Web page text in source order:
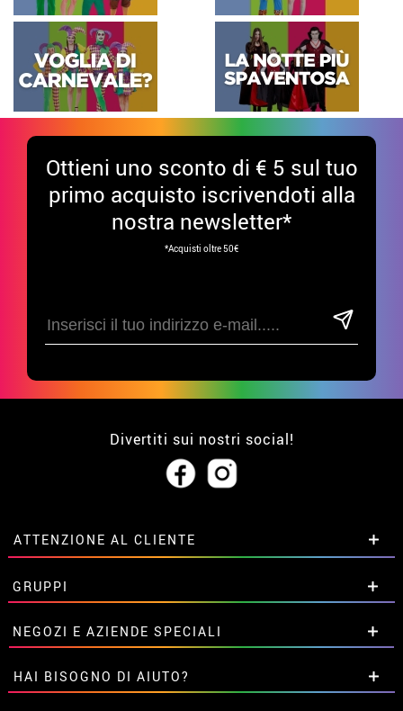
Ottieni uno sconto di € 5 sul tuo
primo acquisto iscrivendoti alla
nostra newsletter*
*Acquisti oltre 50€
Divertiti sui nostri social!
ATTENZIONE AL CLIENTE
• Su di noi
• Condizioni di vendita
• Avviso legale privacy
• Attenzione al cliente
• Utilizzo dei cookies
•Impostazioni dei cookie
GRUPPI
Sconti speciali per gruppi.
Contattaci qui
NEGOZI E AZIENDE SPECIALI
Sconti speciali per gruppi.
Contattaci qui
HAI BISOGNO DI AIUTO?